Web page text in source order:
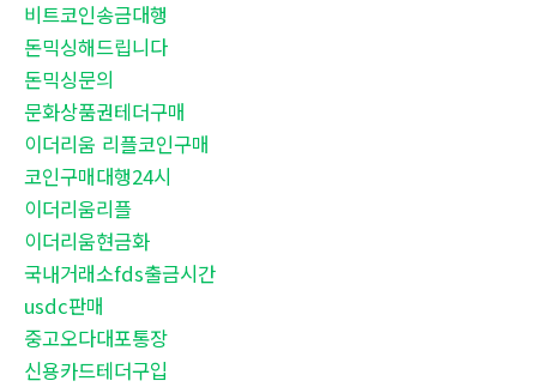
비트코인송금대행
돈믹싱해드립니다
돈믹싱문의
문화상품권테더구매
이더리움 리플코인구매
코인구매대행24시
이더리움리플
이더리움현금화
국내거래소fds출금시간
usdc판매
중고오다대포통장
신용카드테더구입